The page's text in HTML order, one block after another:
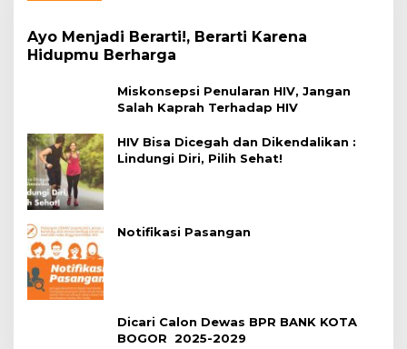
Ayo Menjadi Berarti!, Berarti Karena
Hidupmu Berharga
Miskonsepsi Penularan HIV, Jangan
Salah Kaprah Terhadap HIV
HIV Bisa Dicegah dan Dikendalikan :
Lindungi Diri, Pilih Sehat!
Notifikasi Pasangan
Dicari Calon Dewas BPR BANK KOTA
BOGOR 2025-2029